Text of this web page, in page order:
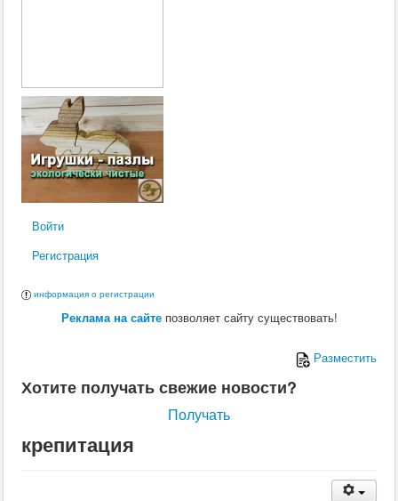
Войти
Регистрация
информация о регистрации
Реклама на сайтепозволяет сайту существовать!
Разместить
Хотите получать свежие новости?
Получать
крепитация